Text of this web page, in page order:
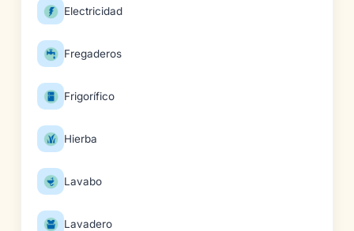
Electricidad
Fregaderos
Frigorífico
Hierba
Lavabo
Lavadero